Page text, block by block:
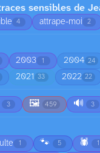
sensibles de
4 attrape-moi 2
2003 1 2004 24
2021 33 2022 22
3 🖼️ 459 🔊 3
1 🐾 5 🕷️ 1